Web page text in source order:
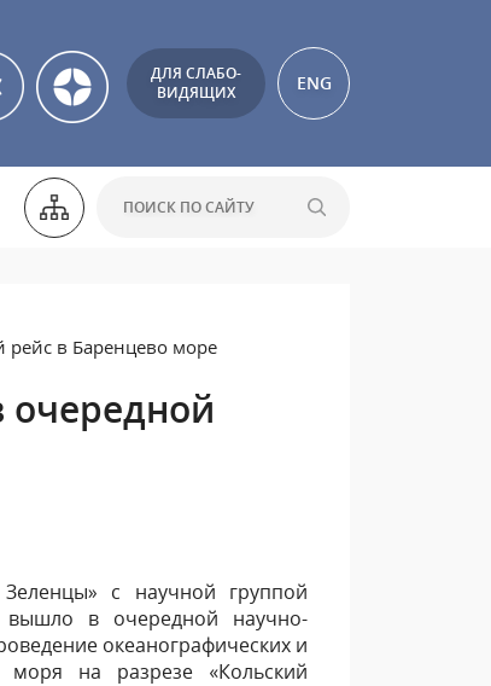
ДЛЯ СЛАБО-
ВИДЯЩИХ
ENG
в Баренцево море
с научной группой
вышло в очередной научно-
океанографических и
моря на разрезе «Кольский